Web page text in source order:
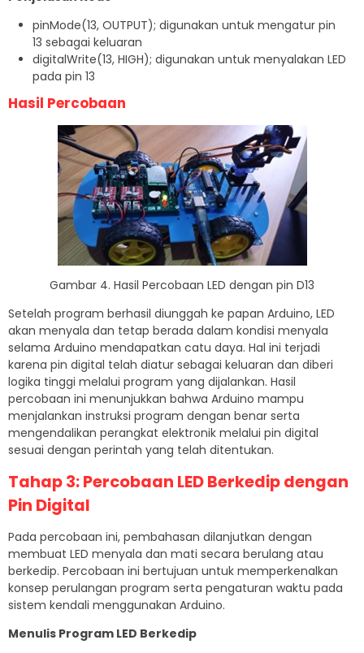
pinMode(13, OUTPUT); digunakan untuk mengatur pin
13 sebagai keluaran
digitalWrite(13, HIGH); digunakan untuk menyalakan LED
pada pin 13
Hasil Percobaan
Gambar 4. Hasil Percobaan LED dengan pin D13
Setelah program berhasil diunggah ke papan Arduino, LED
akan menyala dan tetap berada dalam kondisi menyala
selama Arduino mendapatkan catu daya. Hal ini terjadi
karena pin digital telah diatur sebagai keluaran dan diberi
logika tinggi melalui program yang dijalankan. Hasil
percobaan ini menunjukkan bahwa Arduino mampu
menjalankan instruksi program dengan benar serta
mengendalikan perangkat elektronik melalui pin digital
sesuai dengan perintah yang telah ditentukan.
Tahap 3:Percobaan LED Berkedip dengan
Pin Digital
Pada percobaan ini, pembahasan dilanjutkan dengan
membuat LED menyala dan mati secara berulang atau
berkedip. Percobaan ini bertujuan untuk memperkenalkan
konsep perulangan program serta pengaturan waktu pada
sistem kendali menggunakan Arduino.
Menulis Program LED Berkedip